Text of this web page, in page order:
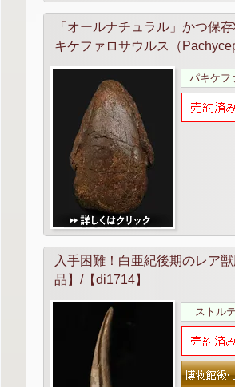
「オールナチュラル」かつ保
キケファロサウルス（
パキケフ
入手困難！白亜紀後期のレア
品】/【di1714】
ストル